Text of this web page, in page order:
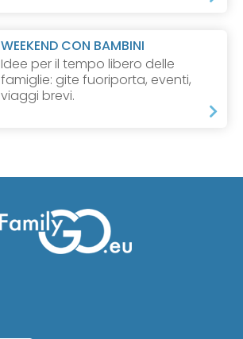
WEEKEND CON BAMBINI
Idee per il tempo libero delle
famiglie: gite fuoriporta, eventi,
viaggi brevi.